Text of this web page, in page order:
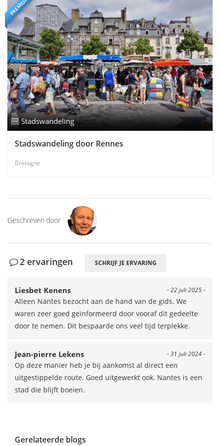
PREMIUM
Stadswandeling
Stadswandeling door Rennes
Bretagne
Geschreven door
2 ervaringen SCHRIJF JE ERVARING
- 22 juli 2025 -
Liesbet Kenens
Alleen Nantes bezocht aan de hand van de gids. We
waren zeer goed geïnformeerd door vooraf dit gedeelte
door te nemen. Dit bespaarde ons veel tijd terplekke.
- 31 juli 2024 -
Jean-pierre Lekens
Op deze manier heb je bij aankomst al direct een
uitgestippelde route. Goed uitgewerkt ook. Nantes is een
stad die blijft boeien.
Gerelateerde blogs